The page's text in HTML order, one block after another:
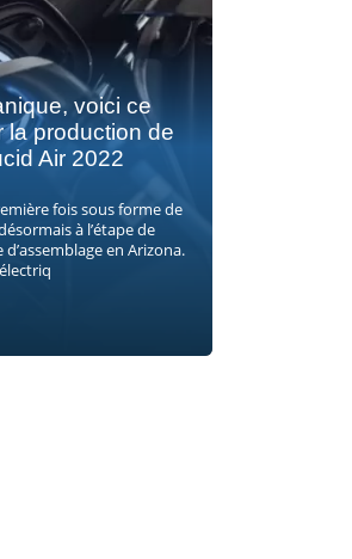
voici ce
la production de
Air 2022
fois sous forme de
à l’étape de
en Arizona.